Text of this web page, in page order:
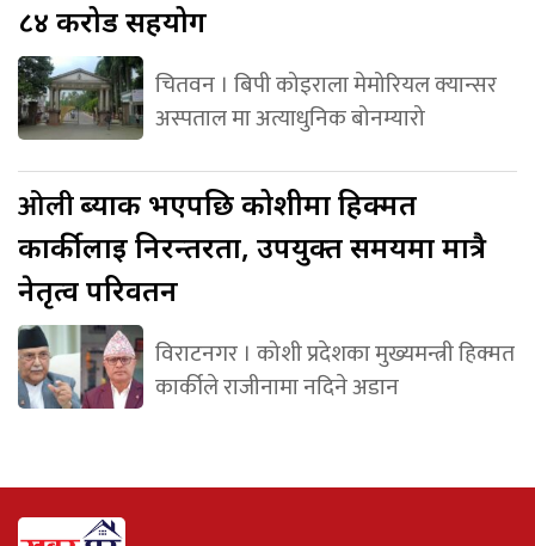
८४ करोड सहयोग
चितवन । बिपी कोइराला मेमोरियल क्यान्सर
अस्पताल मा अत्याधुनिक बोनम्यारो
ओलीब्याक भएपछि कोशीमा हिक्मत
कार्कीलाई निरन्तरता, उपयुक्त समयमा मात्रै
नेतृत्व परिवर्तन
विराटनगर । कोशी प्रदेशका मुख्यमन्त्री हिक्मत
कार्कीले राजीनामा नदिने अडान